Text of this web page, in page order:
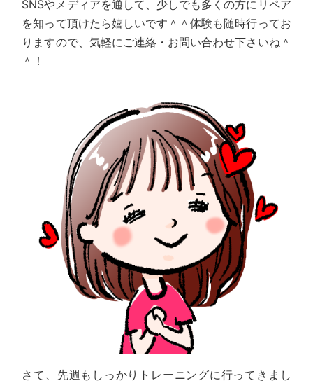
SNSやメディアを通して、少しでも多くの方にリペア
を知って頂けたら嬉しいです＾＾体験も随時行ってお
りますので、気軽にご連絡・お問い合わせ下さいね＾
＾！
さて、先週もしっかりトレーニングに行ってきまし